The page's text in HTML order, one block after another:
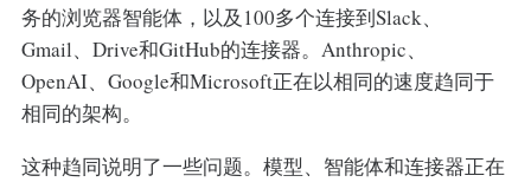
务的浏览器智能体，以及100多个连接到Slack、
Gmail、Drive和GitHub的连接器。Anthropic、
OpenAI、Google和Microsoft正在以相同的速度趋同于
相同的架构。
这种趋同说明了一些问题。模型、智能体和连接器正在